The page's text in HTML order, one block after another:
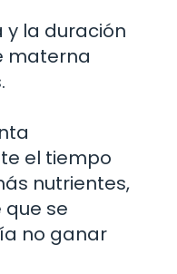
y la duración
materna
el tiempo
nutrientes,
se
no ganar